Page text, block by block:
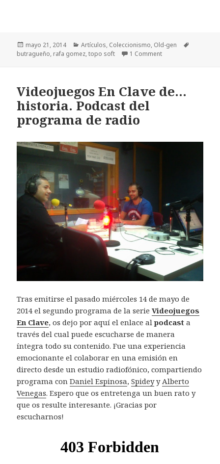
Publicado
el
mayo 21, 2014 Categorías
Artículos, Coleccionismo, Old-gen
butragueño, rafa gomez,topo soft 1 Comment
Videojuegos En Clave de…
historia. Podcast del
programa de radio
Tras emitirse el pasado miércoles 14 de mayo de
2014 el segundo programa de la serieVideojuegos
En Clave, os dejo por aquí el enlace alpodcast a
través del cual puede escucharse de manera
íntegra todo su contenido. Fue una experiencia
emocionante el colaborar en una emisión en
directo desde un estudio radiofónico, compartiendo
programa conDaniel Espinosa,Spideyy Alberto
Venegas. Espero que os entretenga un buen rato y
que os resulte interesante. ¡Gracias por
escucharnos!